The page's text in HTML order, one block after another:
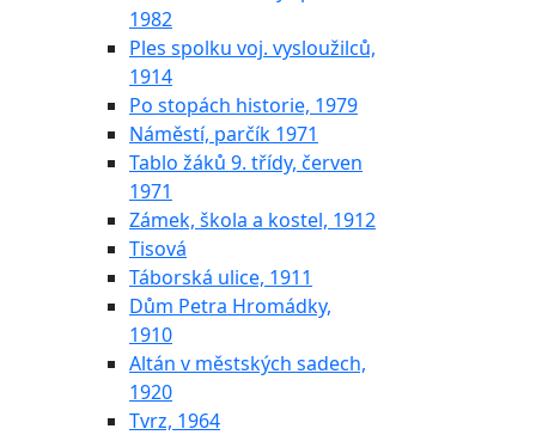
1982
Ples spolku voj. vysloužilců,
1914
Po stopách historie, 1979
Náměstí, parčík 1971
Tablo žáků 9. třídy, červen
1971
Zámek, škola a kostel, 1912
Tisová
Táborská ulice, 1911
Dům Petra Hromádky,
1910
Altán v městských sadech,
1920
Tvrz, 1964